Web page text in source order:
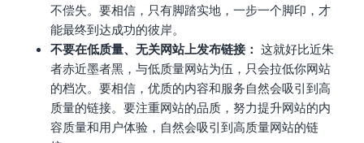
不偿失。要相信，只有脚踏实地，一步一个脚印，才
能最终到达成功的彼岸。
不要在低质量、无关网站上发布链接： 这就好比近朱
者赤近墨者黑，与低质量网站为伍，只会拉低你网站
的档次。要相信，优质的内容和服务自然会吸引到高
质量的链接。要注重网站的品质，努力提升网站的内
容质量和用户体验，自然会吸引到高质量网站的链